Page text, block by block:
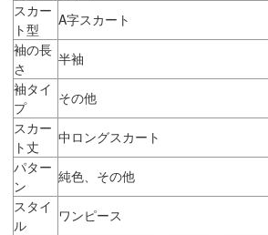
スカー
ト型
A字スカート
袖の長
さ
半袖
袖タイ
プ
その他
スカー
ト丈
中ロングスカート
パター
ン
純色、その他
スタイ
ル
ワンピース